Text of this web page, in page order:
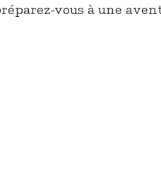
vous à une